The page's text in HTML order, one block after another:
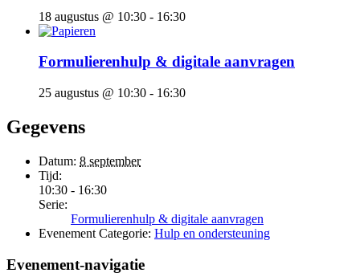
18 augustus @ 10:30 - 16:30
Formulierenhulp & digitale aanvragen
25 augustus @ 10:30 - 16:30
Gegevens
Datum: 8 september
Tijd:
10:30 - 16:30
Serie:
Formulierenhulp & digitale aanvragen
Evenement Categorie: Hulp en ondersteuning
Evenement-navigatie